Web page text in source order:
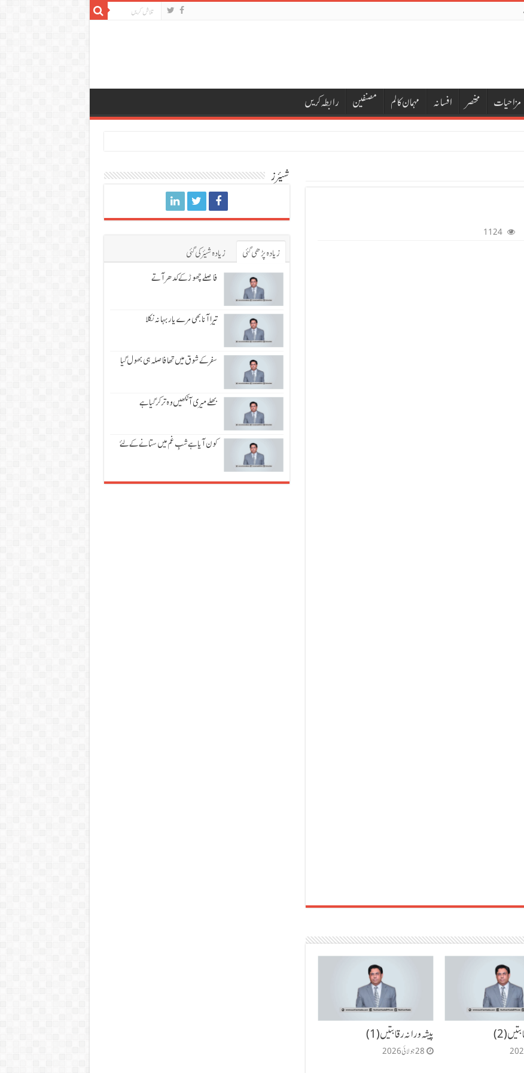
مزاحیات مختصر افسانہ مہمان کالم مصنفین رابطہ کریں
1124
(2) پیشہ ورانہ رقابتیں (1)
28 جولائی 2026
شیئرز
زیادہ پڑھی گئی زیادہ شیئر کی گئی
فاصلے چھوڑ کے کدھر آتے
تیرا آنا بھی مرے یار بہانہ نکلا
سفر کے شوق میں تھا فاصلہ ہی بھول گیا
بھلے میری آنکھیں وہ تر کر گیا ہے
کون آیا ہے شبِ غم میں ستانے کے لئے